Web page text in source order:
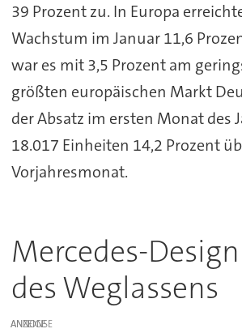
39 Prozent zu. In Europa
Wachstum im Januar 11,6
war es mit 3,5 Prozent am
größten europäischen Markt
der Absatz im ersten Monat des
18.017 Einheiten 14,2 Prozent
Vorjahresmonat.
Mercedes-
des Weglassens
ANZEIGE